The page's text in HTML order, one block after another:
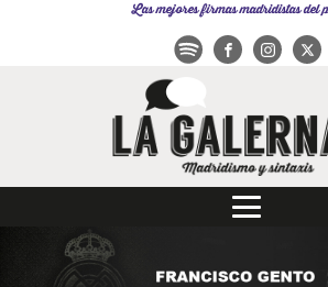
Las mejores firmas madridistas del